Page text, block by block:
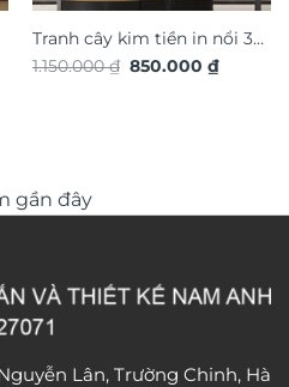
Tranh cây kim tiền in nổi 3d
hiệu ứng dát vàng TG4934S
1.150.000₫ Giá
850.000₫Giá
gần đây
Lân, Trường Chinh, Hà